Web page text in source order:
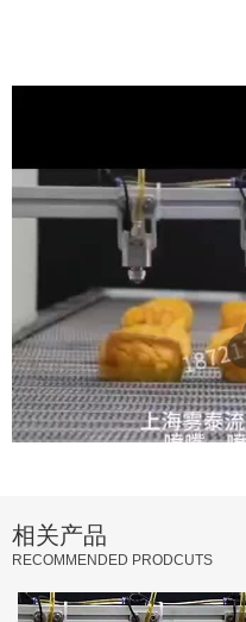
相关产品
RECOMMENDED PRODCUTS